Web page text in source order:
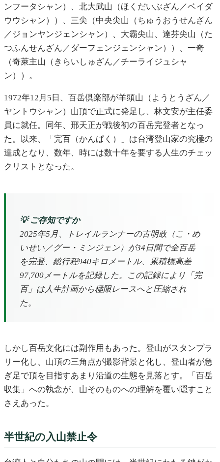
ンフータシャン）、北大武山（ほくだいぶざん／ベイダ
ウウシャン））、三尖（中央尖山（ちゅうおうせんざん
／ジョンヤンジェンシャン）、大霸尖山、達芬尖山（た
つふんせんざん／ダーフェンジェンシャン））、一奇
（奇萊主山（きらいしゅざん／チーライジュシャ
ン））。
1972年12月5日、百岳倶楽部が羊頭山（ようとうざん／
ヤントウシャン）山頂で正式に発足し、林文安が主任委
員に就任。同年、邢天正が戦後初の百岳完登者となっ
た。以来、「完百（かんぱく）」は台湾登山家の究極の
達成となり、数年、時には数十年を要する人生のチェッ
クリストとなった。
💡 ご存知ですか
2025年5月、トレイルランナーの古明政（こ・め
いせい／グー・ミンジェン）が34日間で全百岳
を完登、総行程940キロメートル、累積標高差
97,700メートルを記録した。この記録により「完
百」は人生計画から極限レースへと圧縮され
た。
しかし百岳文化には副作用もあった。登山がスタンプラ
リー化し、山頂の三角点が撮影背景と化し、登山者が急
ぎ足で頂を目指すあまり沿道の生態を見落とす。「百岳
収集」への執念が、山そのものへの理解を覆い隠すこと
さえあった。
半世紀の入山禁止令